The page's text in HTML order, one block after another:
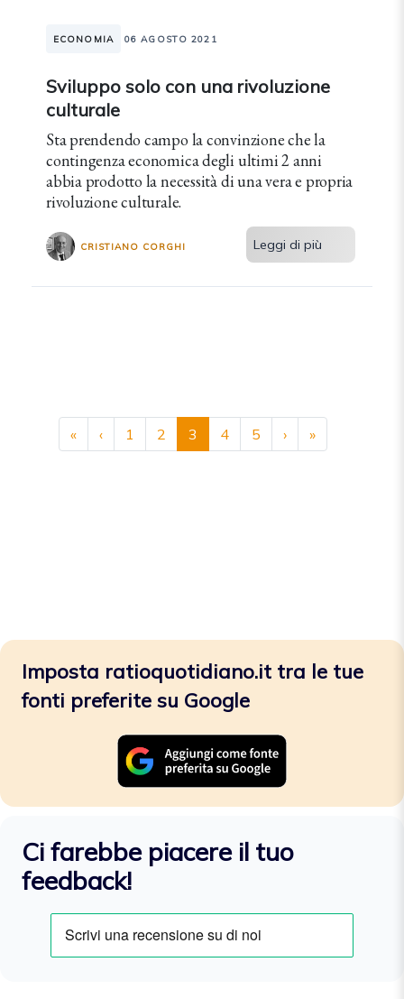
ECONOMIA 06 AGOSTO 2021
Sviluppo solo con una rivoluzione
culturale
Sta prendendo campo la convinzione che la
contingenza economica degli ultimi 2 anni
abbia prodotto la necessità di una vera e propria
rivoluzione culturale.
CRISTIANO CORGHI Leggi di più
« ‹ 1 2 3 4 5 › »
Imposta ratioquotidiano.it tra le tue
fonti preferite su Google
Ci farebbe piacere il tuo
feedback!